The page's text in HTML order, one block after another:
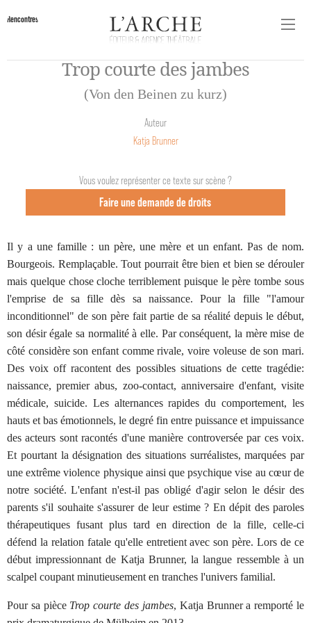
Rencontres
Trop courte des jambes
(Von den Beinen zu kurz)
Auteur
Katja Brunner
Vous voulez représenter ce texte sur scène ?
Faire une demande de droits
Il y a une famille : un père, une mère et un enfant. Pas de nom.
Bourgeois. Remplaçable. Tout pourrait être bien et bien se dérouler
mais quelque chose cloche terriblement puisque le père tombe sous
l'emprise de sa fille dès sa naissance. Pour la fille "l'amour
inconditionnel" de son père fait partie de sa réalité depuis le début,
son désir égale sa normalité à elle. Par conséquent, la mère mise de
côté considère son enfant comme rivale, voire voleuse de son mari.
Des voix off racontent des possibles situations de cette tragédie:
naissance, premier abus, zoo-contact, anniversaire d'enfant, visite
médicale, suicide. Les alternances rapides du comportement, les
hauts et bas émotionnels, le degré fin entre puissance et impuissance
des acteurs sont racontés d'une manière controversée par ces voix.
Et pourtant la désignation des situations surréalistes, marquées par
une extrême violence physique ainsi que psychique vise au cœur de
notre société. L'enfant n'est-il pas obligé d'agir selon le désir des
parents s'il souhaite s'assurer de leur estime ? En dépit des paroles
thérapeutiques fusant plus tard en direction de la fille, celle-ci
défend la relation fatale qu'elle entretient avec son père. Lors de ce
début impressionnant de Katja Brunner, la langue ressemble à un
scalpel coupant minutieusement en tranches l'univers familial.
Pour sa pièce Trop courte des jambes, Katja Brunner a remporté le